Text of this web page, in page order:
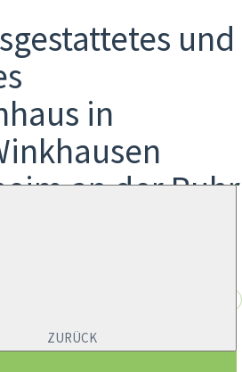
ZURÜCK
und
in
an der Ruhr